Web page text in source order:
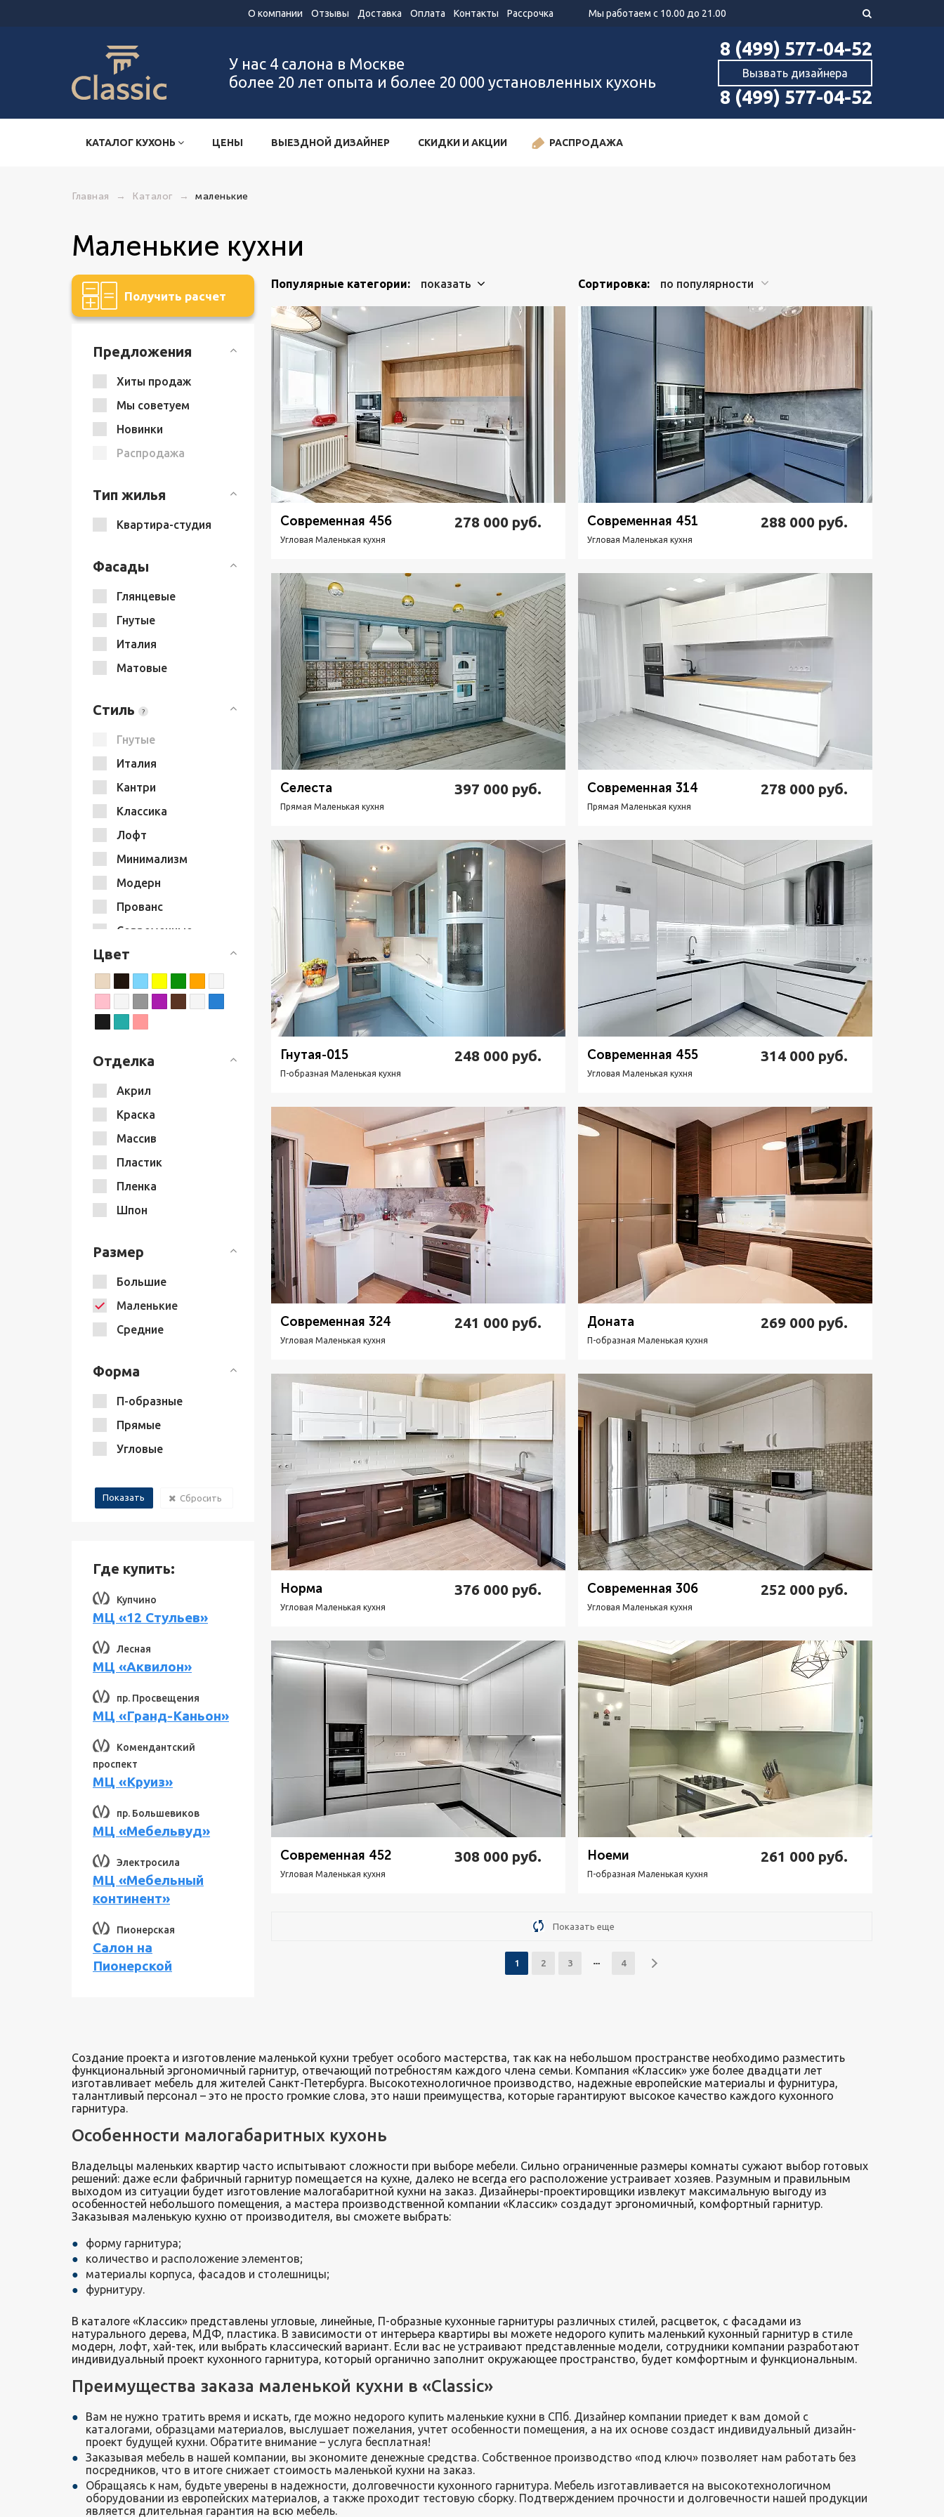
О компании Отзывы Доставка Оплата Контакты Рассрочка Мы работаем с 10.00 до 21.00
У нас 4 салона в Москве
более 20 лет опыта и более 20 000 установленных кухонь
8 (499) 577-04-52
Вызвать дизайнера
8 (499) 577-04-52
КАТАЛОГ КУХОНЬ ЦЕНЫ ВЫЕЗДНОЙ ДИЗАЙНЕР СКИДКИ И АКЦИИ РАСПРОДАЖА
Главная → Каталог → маленькие
маленькие кухни
Получить расчет
Предложения
Хиты продаж
Мы советуем
Новинки
Распродажа
Тип жилья
Квартира-студия
Фасады
Глянцевые
Гнутые
Италия
Матовые
Стиль ?
Гнутые
Италия
Кантри
Классика
Лофт
Минимализм
Модерн
Прованс
Современные
Хай-тек
Цвет
Отделка
Акрил
Краска
Массив
Пластик
Пленка
Шпон
Размер
Большие
Маленькие
Средние
Форма
П-образные
Прямые
Угловые
Сбросить
Где купить:
Купчино
МЦ «12 Стульев»
Лесная
МЦ «Аквилон»
пр. Просвещения
МЦ «Гранд-Каньон»
Комендантский
проспект
МЦ «Круиз»
пр. Большевиков
МЦ «Мебельвуд»
Электросила
МЦ «Мебельный
континент»
Пионерская
Салон на
Пионерской
Популярные категории: показать Сортировка: по популярности
Современная 456 278 000руб.
Угловая Маленькая кухня
Подробнее Узнать стоимость
Современная 451 288 000 руб.
Угловая Маленькая кухня
Узнать стоимость
Селеста 397 000руб.
Прямая Маленькая кухня
Подробнее Узнать стоимость
Современная 314 278 000 руб.
Прямая Маленькая кухня
Узнать стоимость
Гнутая-015 248 000руб.
П-образная Маленькая кухня
Подробнее Узнать стоимость
Современная 455 314 000 руб.
Угловая Маленькая кухня
Узнать стоимость
Современная 324 241 000руб.
Угловая Маленькая кухня
Подробнее Узнать стоимость
Доната 269 000 руб.
П-образная Маленькая кухня
Узнать стоимость
Норма 376 000руб.
Угловая Маленькая кухня
Подробнее Узнать стоимость
Современная 306 252 000 руб.
Угловая Маленькая кухня
Подробнее Узнать стоимость
Современная 452 308 000руб.
Угловая Маленькая кухня
Узнать стоимость
Ноеми 261 000 руб.
П-образная Маленькая кухня
Показать еще
1 2 3 4
Создание проекта и изготовление маленькой кухни требует особого мастерства, так как на небольшом пространстве необходимо разместить
функциональный эргономичный гарнитур, отвечающий потребностям каждого члена семьи. Компания «Классик» уже более двадцати лет
изготавливает мебель для жителей Санкт-Петербурга. Высокотехнологичное производство, надежные европейские материалы и фурнитура,
талантливый персонал – это не просто громкие слова, это наши преимущества, которые гарантируют высокое качество каждого кухонного
гарнитура.
Особенности малогабаритных кухонь
Владельцы маленьких квартир часто испытывают сложности при выборе мебели. Сильно ограниченные размеры комнаты сужают выбор готовых
решений: даже если фабричный гарнитур помещается на кухне, далеко не всегда его расположение устраивает хозяев. Разумным и правильным
выходом из ситуации будет изготовление малогабаритной кухни на заказ. Дизайнеры-проектировщики извлекут максимальную выгоду из
особенностей небольшого помещения, а мастера производственной компании «Классик» создадут эргономичный, комфортный гарнитур.
Заказывая маленькую кухню от производителя, вы сможете выбрать:
форму гарнитура;
количество и расположение элементов;
материалы корпуса, фасадов и столешницы;
фурнитуру.
В каталоге «Классик» представлены угловые, линейные, П-образные кухонные гарнитуры различных стилей, расцветок, с фасадами из
натурального дерева, МДФ, пластика. В зависимости от интерьера квартиры вы можете недорого купить маленький кухонный гарнитур в стиле
модерн, лофт, хай-тек, или выбрать классический вариант. Если вас не устраивают представленные модели, сотрудники компании разработают
индивидуальный проект кухонного гарнитура, который органично заполнит окружающее пространство, будет комфортным и функциональным.
Преимущества заказа маленькой кухни в «Classic»
Вам не нужно тратить время и искать, где можно недорого купить маленькие кухни в СПб. Дизайнер компании приедет к вам домой с
каталогами, образцами материалов, выслушает пожелания, учтет особенности помещения, а на их основе создаст индивидуальный дизайн-
проект будущей кухни. Обратите внимание – услуга бесплатная!
Заказывая мебель в нашей компании, вы экономите денежные средства. Собственное производство «под ключ» позволяет нам работать без
посредников, что в итоге снижает стоимость маленькой кухни на заказ.
Обращаясь к нам, будьте уверены в надежности, долговечности кухонного гарнитура. Мебель изготавливается на высокотехнологичном
оборудовании из европейских материалов, а также проходит тестовую сборку. Подтверждением прочности и долговечности нашей продукции
является длительная гарантия на всю мебель.